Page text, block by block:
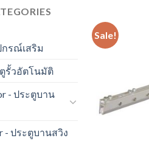
กรณ์เสริม
ตูรั้วอัตโนมัติ
- ประตูบาน
- ประตูบานสวิง
Sale!